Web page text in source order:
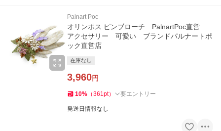
Palnart Poc
オリンポス ピンブローチ PalnartPoc直営
アクセサリー 可愛い ブランドパルナートポ
ック直営店
在庫なし
3,960円
10% （361pt） 要エントリー
発送日情報なし